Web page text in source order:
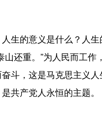
的意义是什么？人
还重。”为人民而工
斗，这是马克思主义
共产党人永恒的主题。